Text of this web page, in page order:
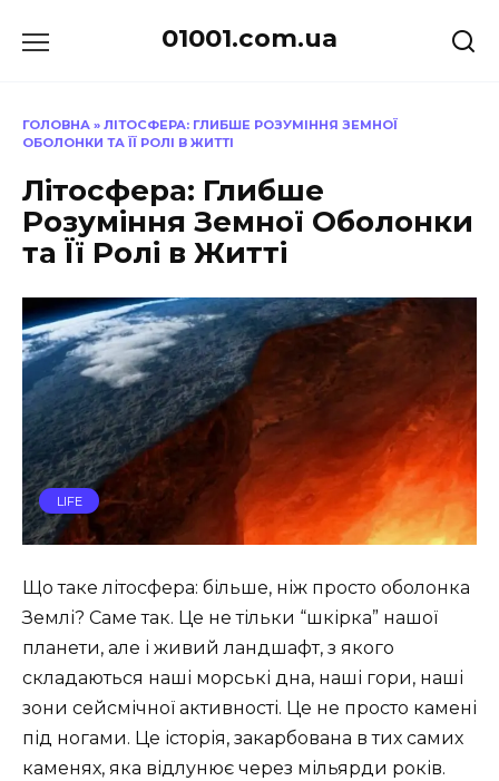
до
01001.com.ua
ГОЛОВНА » ЛІТОСФЕРА: ГЛИБШЕ РОЗУМІННЯ ЗЕМНОЇ
ОБОЛОНКИ ТА ЇЇ РОЛІ В ЖИТТІ
Літосфера: Глибше
Розуміння Земної Оболонки
та Її Ролі в Житті
LIFE
Що таке літосфера: більше, ніж просто оболонка
Землі? Саме так. Це не тільки “шкірка” нашої
планети, але і живий ландшафт, з якого
складаються наші морські дна, наші гори, наші
зони сейсмічної активності. Це не просто камені
під ногами. Це історія, закарбована в тих самих
каменях, яка відлунює через мільярди років.